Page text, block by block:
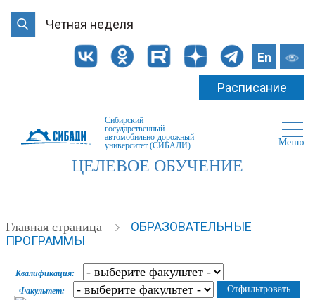
Четная неделя
En
Расписание
Сибирский
государственный
автомобильно-дорожный
университет (СИБАДИ)
Меню
ЦЕЛЕВОЕ ОБУЧЕНИЕ
Главная страница
ОБРАЗОВАТЕЛЬНЫЕ
ПРОГРАММЫ
Квалификация:
Факультет: